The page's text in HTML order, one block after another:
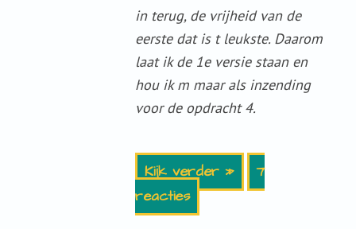
in terug, de vrijheid van de
eerste dat is t leukste. Daarom
laat ik de 1e versie staan en
hou ik m maar als inzending
voor de opdracht 4.
Kijk verder »
7
reacties